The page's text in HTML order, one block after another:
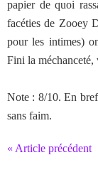
papier de quoi
facéties de Zooey
pour les intimes)
Fini la méchanceté,
Note : 8/10. En
sans faim.
« Article précédent